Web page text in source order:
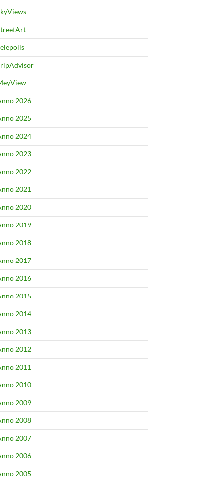
2026
2025
2024
2023
2022
2021
2020
2019
2018
2017
2016
2015
2014
2013
2012
2011
2010
2009
2008
2007
2006
2005